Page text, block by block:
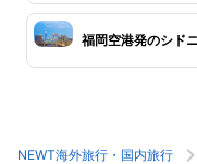
福岡空港発のシド
NEWT海外旅行・国内旅行